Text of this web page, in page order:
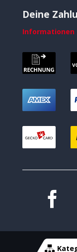
Deine
Informationen